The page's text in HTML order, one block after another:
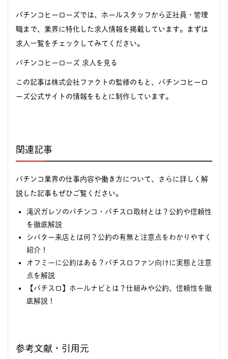
パチンコヒーローズでは、ホールスタッフから正社員・管理
職まで、業界に特化した求人情報を掲載しています。まずは
求人一覧をチェックしてみてください。
パチンコヒーローズ 求人を見る
この記事は株式会社ファクトの監修のもと、パチンコヒーロ
ーズ公式サイトの情報をもとに制作しています。
関連記事
パチンコ業界の仕事内容や働き方について、さらに詳しく解
説した記事もぜひご覧ください。
滝沢ガレソのパチンコ・パチスロ取材とは？公約や信頼性
を徹底解説
シバター来店とは何？公約の有無と注意点をわかりやすく
紹介！
オフミーに公約はある？パチスロファン向けに実態と注意
点を解説
【パチスロ】ホールナビとは？仕組みや公約、信頼性を徹
底解説！
参考文献・引用元